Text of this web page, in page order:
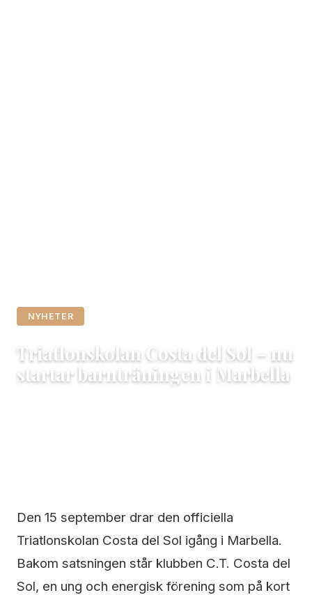
NYHETER
Triatlonskolan Costa del Sol – nu
startar barnträningen i Marbella
Den 15 september drar den officiella
Triatlonskolan Costa del Sol igång i Marbella.
Bakom satsningen står klubben C.T. Costa del
Sol, en ung och energisk förening som på kort